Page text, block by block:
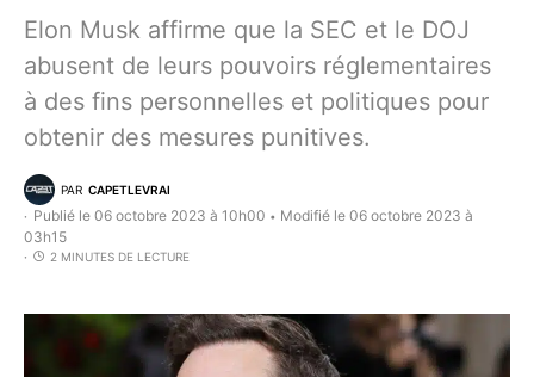
Elon Musk affirme que la SEC et le DOJ
abusent de leurs pouvoirs réglementaires
à des fins personnelles et politiques pour
obtenir des mesures punitives.
PAR CAPETLEVRAI
Publié le 06 octobre 2023 à 10h00 • Modifié le 06 octobre 2023 à
03h15
2 MINUTES DE LECTURE